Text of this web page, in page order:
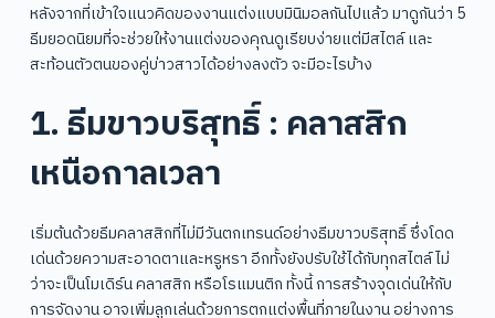
หลังจากที่เข้าใจแนวคิดของงานแต่งแบบมินิมอลกันไปแล้ว มาดูกันว่า 5
ธีมยอดนิยมที่จะช่วยให้งานแต่งของคุณดูเรียบง่ายแต่มีสไตล์ และ
สะท้อนตัวตนของคู่บ่าวสาวได้อย่างลงตัว จะมีอะไรบ้าง
1. ธีมขาวบริสุทธิ์ : คลาสสิก
เหนือกาลเวลา
เริ่มต้นด้วยธีมคลาสสิกที่ไม่มีวันตกเทรนด์อย่างธีมขาวบริสุทธิ์ ซึ่งโดด
เด่นด้วยความสะอาดตาและหรูหรา อีกทั้งยังปรับใช้ได้กับทุกสไตล์ ไม่
ว่าจะเป็นโมเดิร์น คลาสสิก หรือโรแมนติก ทั้งนี้ การสร้างจุดเด่นให้กับ
การจัดงาน อาจเพิ่มลูกเล่นด้วยการตกแต่งพื้นที่ภายในงาน อย่างการ